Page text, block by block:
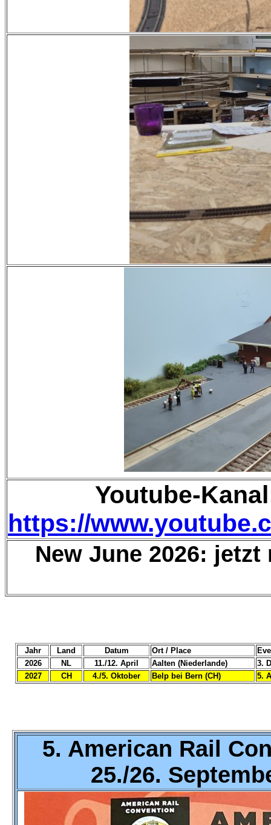
Youtube-
https://
New June 2026:
Jahr Land Datum Ort / Place
2026
NL 11./12. April Aalten (Niederlande)
3.
2027
CH 4./5. Oktober Belp bei Bern (CH) 5.
5. American Rail
25./26.